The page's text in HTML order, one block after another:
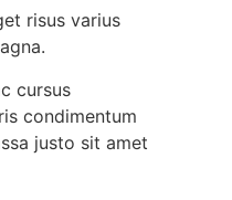
risus varius
cursus
condimentum
justo sit amet